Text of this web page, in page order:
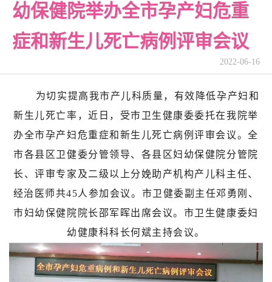
幼保健院举办全市孕产妇危重
症和新生儿死亡病例评审会议
2022-06-16
为切实提高我市产儿科质量，有效降低孕产妇和
新生儿死亡率，近日，受市卫生健康委委托在我院举
办全市孕产妇危重症和新生儿死亡病例评审会议。全
市各县区卫健委分管领导、各县区妇幼保健院分管院
长、评审专家及二级以上分娩助产机构产儿科主任、
经治医师共45人参加会议。市卫健委副主任邓勇刚、
市妇幼保健院院长邵军晖出席会议。市卫生健康委妇
幼健康科科长何斌主持会议。